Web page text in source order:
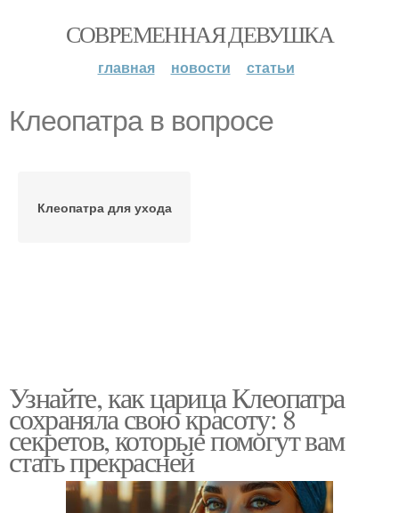
СОВРЕМЕННАЯ ДЕВУШКА
главная новости статьи
Клеопатра в вопросе
Клеопатра для ухода
Узнайте, как царица Клеопатра
сохраняла свою красоту: 8
секретов, которые помогут вам
стать прекрасней